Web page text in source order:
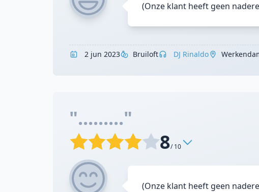
(Onze klant heeft geen
2 jun 2023 Bruiloft DJ Rinaldo
"........."
8/ 10
(Onze klant heeft geen